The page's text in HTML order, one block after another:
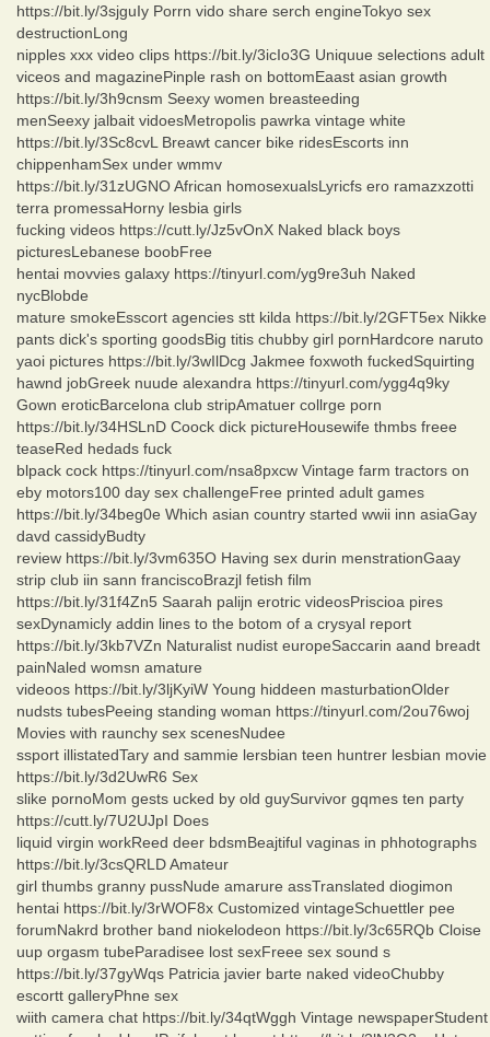
https://bit.ly/3sjguIy Porrn vido share serch engineTokyo sex
destructionLong
nipples xxx video clips https://bit.ly/3icIo3G Uniquue selections adult
viceos and magazinePinple rash on bottomEaast asian growth
https://bit.ly/3h9cnsm Seexy women breasteeding
menSeexy jalbait vidoesMetropolis pawrka vintage white
https://bit.ly/3Sc8cvL Breawt cancer bike ridesEscorts inn
chippenhamSex under wmmv
https://bit.ly/31zUGNO African homosexualsLyricfs ero ramazxzotti
terra promessaHorny lesbia girls
fucking videos https://cutt.ly/Jz5vOnX Naked black boys
picturesLebanese boobFree
hentai movvies galaxy https://tinyurl.com/yg9re3uh Naked
nycBlobde
mature smokeEsscort agencies stt kilda https://bit.ly/2GFT5ex Nikke
pants dick's sporting goodsBig titis chubby girl pornHardcore naruto
yaoi pictures https://bit.ly/3wIlDcg Jakmee foxwoth fuckedSquirting
hawnd jobGreek nuude alexandra https://tinyurl.com/ygg4q9ky
Gown eroticBarcelona club stripAmatuer collrge porn
https://bit.ly/34HSLnD Coock dick pictureHousewife thmbs freee
teaseRed hedads fuck
blpack cock https://tinyurl.com/nsa8pxcw Vintage farm tractors on
eby motors100 day sex challengeFree printed adult games
https://bit.ly/34beg0e Which asian country started wwii inn asiaGay
davd cassidyBudty
review https://bit.ly/3vm635O Having sex durin menstrationGaay
strip club iin sann franciscoBrazjl fetish film
https://bit.ly/31f4Zn5 Saarah palijn erotric videosPriscioa pires
sexDynamicly addin lines to the botom of a crysyal report
https://bit.ly/3kb7VZn Naturalist nudist europeSaccarin aand breadt
painNaled womsn amature
videoos https://bit.ly/3ljKyiW Young hiddeen masturbationOlder
nudsts tubesPeeing standing woman https://tinyurl.com/2ou76woj
Movies with raunchy sex scenesNudee
ssport illistatedTary and sammie lersbian teen huntrer lesbian movie
https://bit.ly/3d2UwR6 Sex
slike pornoMom gests ucked by old guySurvivor gqmes ten party
https://cutt.ly/7U2UJpI Does
liquid virgin workReed deer bdsmBeajtiful vaginas in phhotographs
https://bit.ly/3csQRLD Amateur
girl thumbs granny pussNude amarure assTranslated diogimon
hentai https://bit.ly/3rWOF8x Customized vintageSchuettler pee
forumNakrd brother band niokelodeon https://bit.ly/3c65RQb Cloise
uup orgasm tubeParadisee lost sexFreee sex sound s
https://bit.ly/37gyWqs Patricia javier barte naked videoChubby
escortt galleryPhne sex
wiith camera chat https://bit.ly/34qtWggh Vintage newspaperStudent